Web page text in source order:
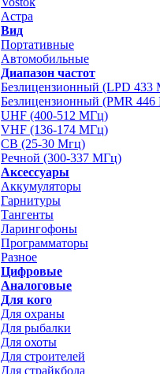
Астра
Вид
Портативные
Автомобильные
Диапазон частот
Безлицензионный (LPD
Безлицензионный (PMR
UHF (400-512 МГц)
VHF (136-174 МГц)
CB (25-30 Мгц)
Речной (300-337 МГц)
Аксессуары
Аккумуляторы
Гарнитуры
Тангенты
Ларингофоны
Программаторы
Разное
Цифровые
Аналоговые
Для кого
Для охраны
Для рыбалки
Для охоты
Для строителей
Для страйкбола